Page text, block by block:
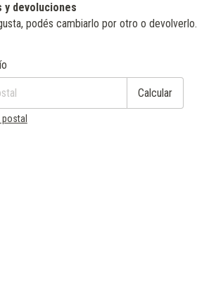
y devoluciones
podés cambiarlo por otro o devolverlo.
Calcular